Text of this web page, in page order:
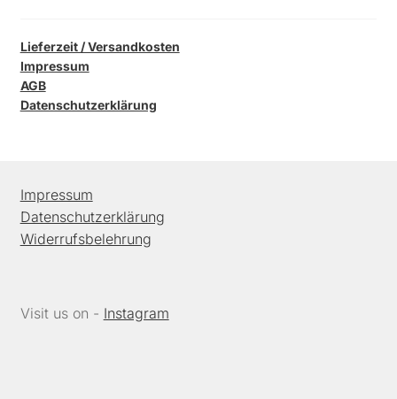
Lieferzeit / Versandkosten
Impressum
AGB
Datenschutzerklärung
Impressum
Datenschutzerklärung
Widerrufsbelehrung
Visit us on - Instagram